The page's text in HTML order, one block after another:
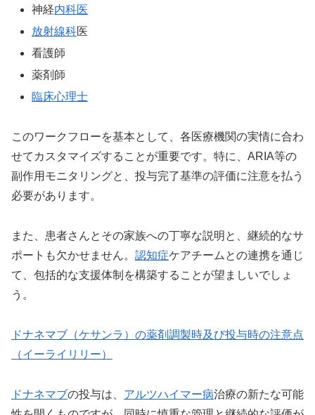
神経内科医
放射線科医
看護師
薬剤師
臨床心理士
このワークフローを基本として、各医療機関の実情に合わ
せてカスタマイズすることが重要です。特に、ARIA等の
副作用モニタリングと、投与完了基準の評価に注意を払う
必要があります。
また、患者さんとその家族への丁寧な説明と、継続的なサ
ポートも欠かせません。 認知症ケアチームとの連携を通じ
て、包括的な支援体制を構築することが望ましいでしょ
う。
ドナネマブ（ケサンラ）の薬剤調製時及び投与時の注意点
（イーライリリー）
ドナネマブの投与は、 アルツハイマー病治療の新たな可能